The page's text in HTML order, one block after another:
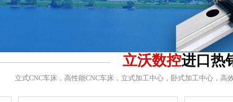
立沃数控进口热
立式CNC车床，高性能CNC车床，立式加工中心，卧式加工中心，高